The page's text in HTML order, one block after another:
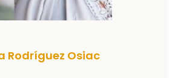
Rodríguez Osiac